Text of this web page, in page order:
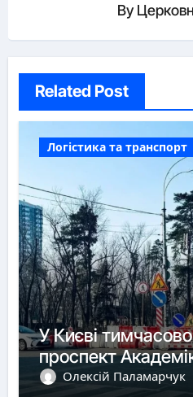
By
Related Post
Логістика та транспорт
У Києві
проспект
Олексій Паламарчук